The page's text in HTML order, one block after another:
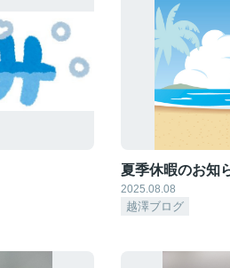
夏季休暇のお知
2025.08.08
越澤ブログ